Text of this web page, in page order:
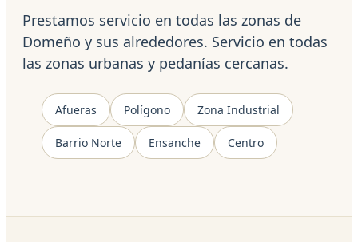
Prestamos servicio en todas las zonas de
Domeño y sus alrededores. Servicio en todas
las zonas urbanas y pedanías cercanas.
Afueras Polígono Zona Industrial
Barrio Norte Ensanche Centro